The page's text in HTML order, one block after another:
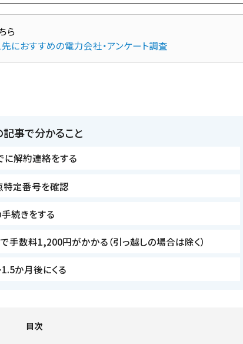
におすすめの電力会社・アンケート調査
記事で分かること
に解約連絡をする
定番号を確認
続きをする
手数料1,200円がかかる（引っ越しの場合は除く）
か月後にくる
目次